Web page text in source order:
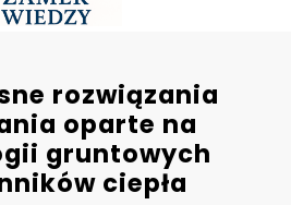
rozwiązania
oparte na
gruntowych
ciepła